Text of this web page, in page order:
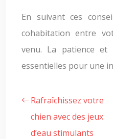
En suivant ces
cohabitation entre
venu. La patience et
essentielles pour une
Rafraîchissez votre
chien avec des jeux
d’eau stimulants